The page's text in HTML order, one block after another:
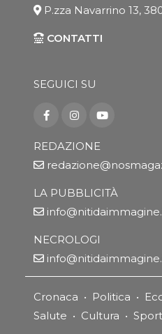
P.zza Navarrino 13,
CONTATTI
SEGUICI SU
REDAZIONE
LA PUBBLICITÀ
NECROLOGI
Cronaca • Politica •
Salute • Cultura • Sport